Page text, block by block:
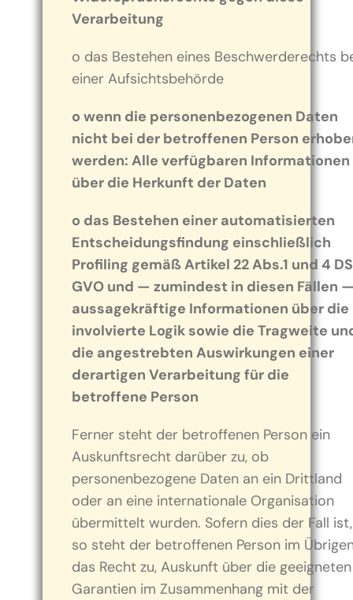
Verarbeitung
o das Bestehen eines Beschwerderechts
einer Aufsichtsbehörde
o wenn die personenbezogenen Daten
nicht bei der betroffenen Person
werden: Alle verfügbaren Informationen
über die Herkunft der Daten
o das Bestehen einer automatisierten
Entscheidungsfindung einschließlich
Profiling gemäß Artikel 22 Abs.1 und 4
GVO und — zumindest in diesen Fällen
aussagekräftige Informationen über die
involvierte Logik sowie die Tragweite
die angestrebten Auswirkungen einer
derartigen Verarbeitung für die
betroffene Person
Ferner steht der betroffenen Person ein
Auskunftsrecht darüber zu, ob
personenbezogene Daten an ein Drittland
oder an eine internationale Organisation
übermittelt wurden. Sofern dies der Fall ist,
so steht der betroffenen Person im
das Recht zu, Auskunft über die geeigneten
Garantien im Zusammenhang mit der